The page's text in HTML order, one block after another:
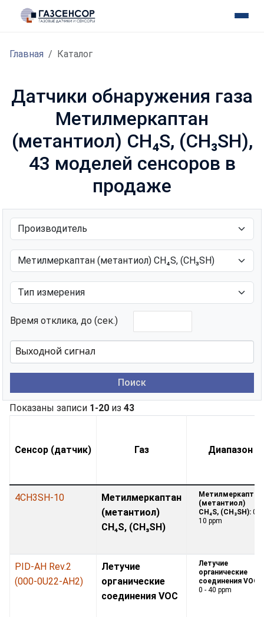
Главная Каталог
Датчики обнаружения газа
Метилмеркаптан
(метантиол) CH₄S, (CH₃SH),
43 моделей сенсоров в
продаже
Время отклика, до (сек.)
Поиск
Показаны записи 1-20 из 43
Сенсор (датчик) Газ Диапазон
4CH3SH-10
Метилмеркаптан
(метантиол)
CH₄S, (CH₃SH)
Метилмеркаптан
(метантиол)
CH₄S, (CH₃SH): 0 -
10 ppm
PID-AH Rev.2
(000-0U22-AH2)
Летучие
органические
соединения VOC
Летучие
органические
соединения VOC:
0 - 40 ppm